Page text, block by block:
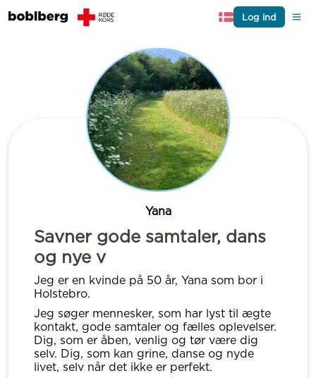
Log ind
Yana
Savner gode samtaler, dans
og nye v
Jeg er en kvinde på 50 år, Yana som bor i
Holstebro.
Jeg søger mennesker, som har lyst til ægte
kontakt, gode samtaler og fælles oplevelser.
Dig, som er åben, venlig og tør være dig
selv. Dig, som kan grine, danse og nyde
livet, selv når det ikke er perfekt.